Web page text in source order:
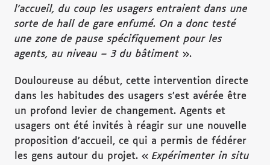
l’accueil, du coup les usagers entraient dans une
sorte de hall de gare enfumé. On a donc testé
une zone de pause spécifiquement pour les
agents, au niveau – 3 du bâtiment ».
Douloureuse au début, cette intervention directe
dans les habitudes des usagers s’est avérée être
un profond levier de changement. Agents et
usagers ont été invités à réagir sur une nouvelle
proposition d’accueil, ce qui a permis de fédérer
les gens autour du projet. « Expérimenter in situ